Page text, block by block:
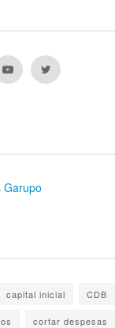
Garupo
capital inicial CDB
cortar despesas